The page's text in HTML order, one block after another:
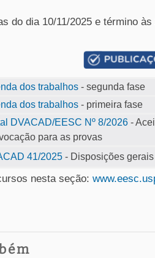
do dia 10/11/2025 e término
dos trabalhos - segunda fase
dos trabalhos - primeira fase
DVACAD/EESC Nº 8/2026 -
para as provas
41/2025 - Disposições gerais
nesta seção: